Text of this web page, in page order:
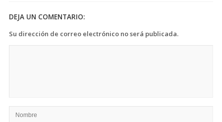
DEJA UN COMENTARIO:
Su dirección de correo electrónico no será publicada.